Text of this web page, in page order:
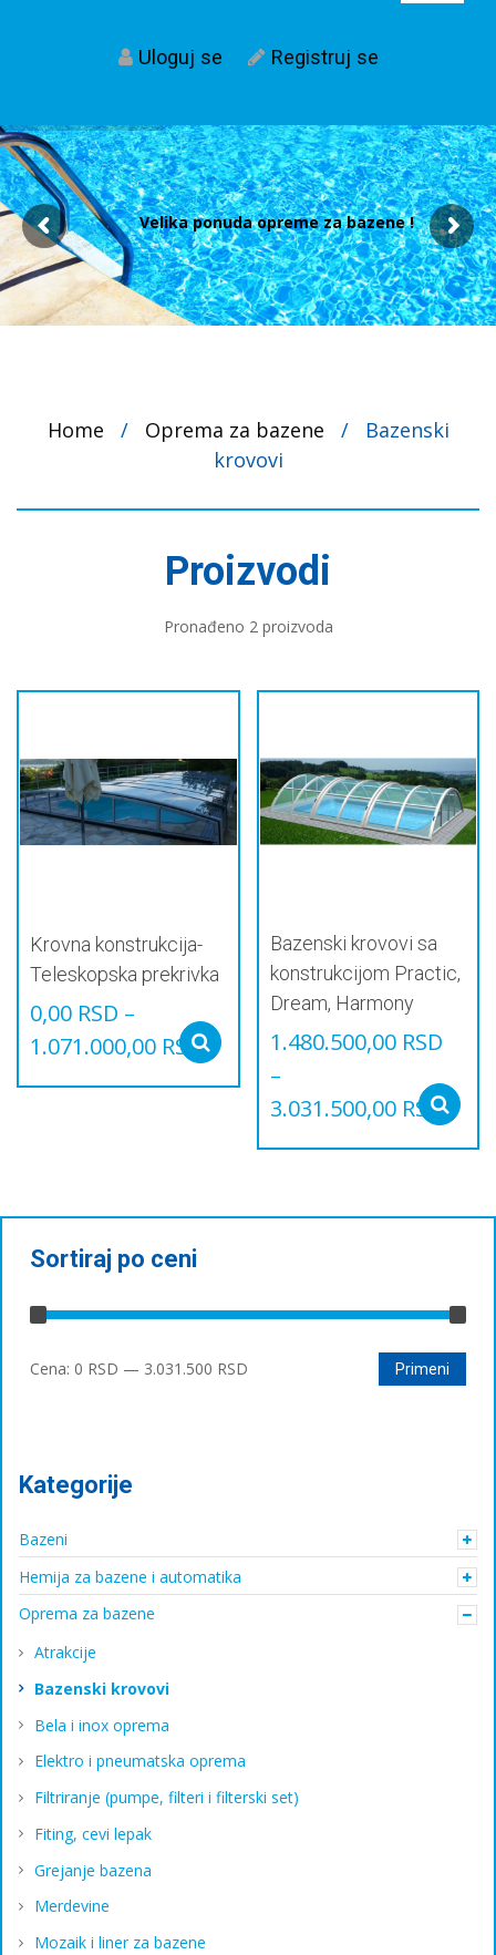
Uloguj se Registruj se
Velika ponuda opreme za bazene !
Home / Oprema za bazene /
Bazenski
krovovi
Proizvodi
Pronađeno 2 proizvoda
Krovna konstrukcija-
Teleskopska prekrivka
0,00 RSD –
1.071.000,00 RSD Select options
могу
изабране
страници
производа.
Bazenski krovovi sa
konstrukcijom Practic,
Dream, Harmony
1.480.500,00 RSD
–
3.031.500,00 RSD
изабране
Sortiraj po ceni
Минимална
Максимална
Primeni
Cena: 0 RSD — 3.031.500 RSD
Kategorije
Bazeni
Hemija za bazene i automatika
Oprema za bazene
Atrakcije
Bazenski krovovi
Bela i inox oprema
Elektro i pneumatska oprema
Filtriranje (pumpe, filteri i filterski set)
Fiting, cevi lepak
Grejanje bazena
Merdevine
Mozaik i liner za bazene